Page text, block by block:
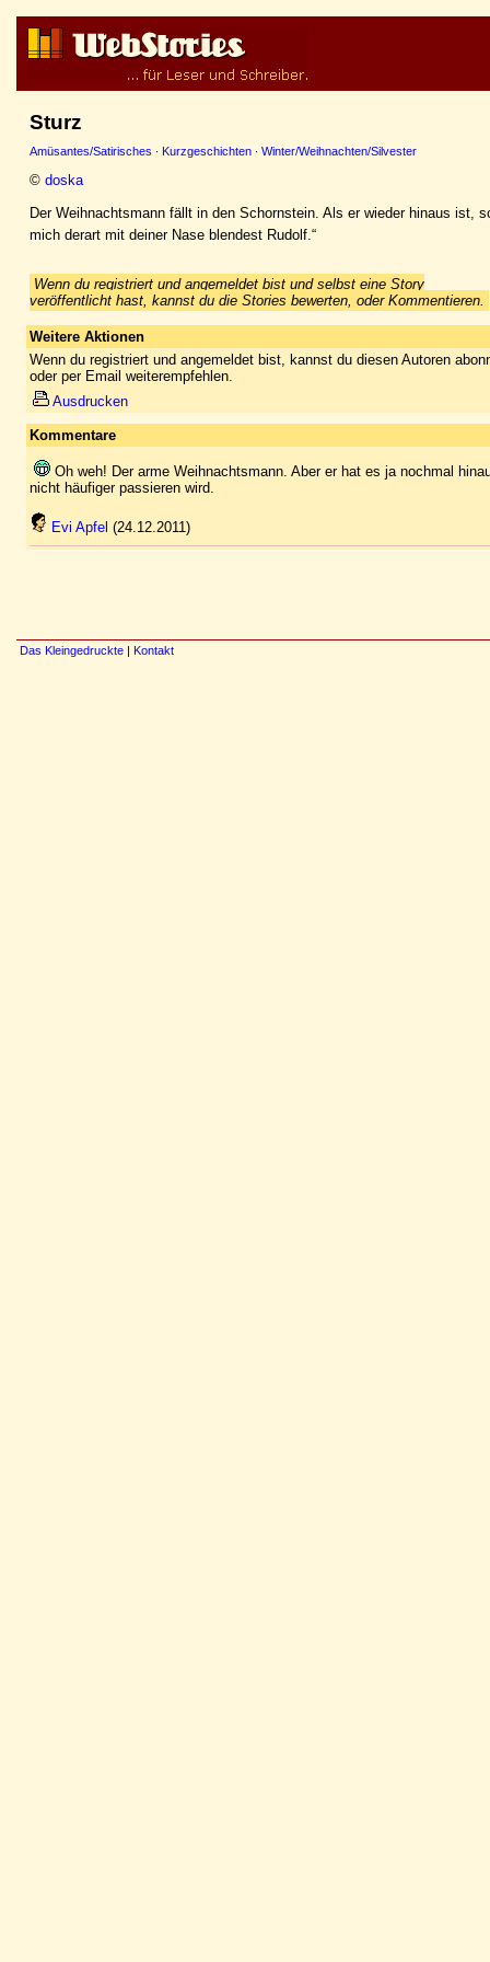
Sturz
Amüsantes/Satirisches · Kurzgeschichten · Winter/Weihnachten/Silvester
© doska
Der Weihnachtsmann fällt in den Schornstein. Als er wieder hinaus ist,
mich derart mit deiner Nase blendest Rudolf.“
Wenn du registriert und angemeldet bist und selbst eine Story
veröffentlicht hast, kannst du die Stories bewerten, oder Kommentieren.
Weitere Aktionen
Wenn du registriert und angemeldet bist, kannst du diesen Autoren
oder per Email weiterempfehlen.
Ausdrucken
Kommentare
Oh weh! Der arme Weihnachtsmann. Aber er hat es ja nochmal
nicht häufiger passieren wird.
Evi Apfel (24.12.2011)
Das Kleingedruckte | Kontakt